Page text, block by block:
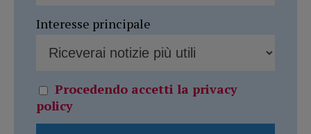
Interesse principale
Procedendo accetti la privacy
policy